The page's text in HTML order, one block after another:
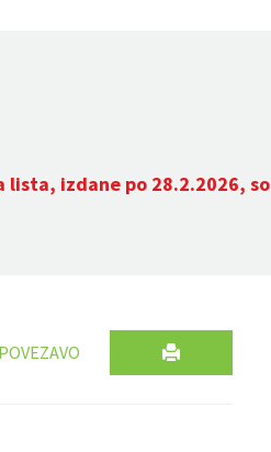
lista, izdane po 28.2.2026, so